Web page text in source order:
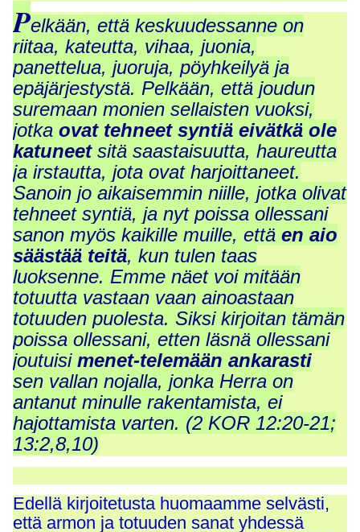
Pelkään, että keskuudessanne on
riitaa, kateutta, vihaa, juonia,
panettelua, juoruja, pöyhkeilyä ja
epäjärjestystä. Pelkään, että joudun
suremaan monien sellaisten vuoksi,
jotkaovat tehneet syntiä eivätkä ole
katuneetsitä saastaisuutta, haureutta
ja irstautta, jota ovat harjoittaneet.
Sanoin jo aikaisemmin niille, jotka olivat
tehneet syntiä, ja nyt poissa ollessani
sanon myös kaikille muille, ettäen aio
säästää teitä, kun tulen taas
luoksenne. Emme näet voi mitään
totuutta vastaan vaan ainoastaan
totuuden puolesta. Siksi kirjoitan tämän
poissa ollessani, etten läsnä ollessani
joutuisimenet-telemään ankarasti
sen vallan nojalla, jonka Herra on
antanut minulle rakentamista, ei
hajottamista varten. (2 KOR 12:20-21;
13:2,8,10)
Edellä kirjoitetusta huomaamme selvästi,
että armon ja totuuden sanat yhdessä